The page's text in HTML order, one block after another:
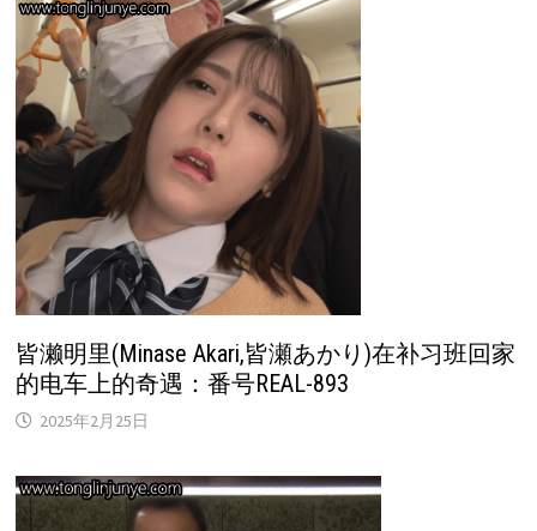
皆濑明里(Minase Akari,皆瀬あかり)在补习班回家
的电车上的奇遇：番号REAL-893
2025年2月25日